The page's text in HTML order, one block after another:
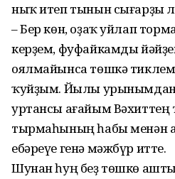
ныҡ итеп тынын сығарҙы
– Бер көн, оҙаҡ уйлап
керҙем, фуфайкамды
оялмайынса төшкә
ҡуйҙым. Йылы урынымдан
уртансы ағайым Вәхиттең
тырмаһының һабы менән
ебәреүе генә мәжбүр итте.
Шунан һуң беҙ төшкө